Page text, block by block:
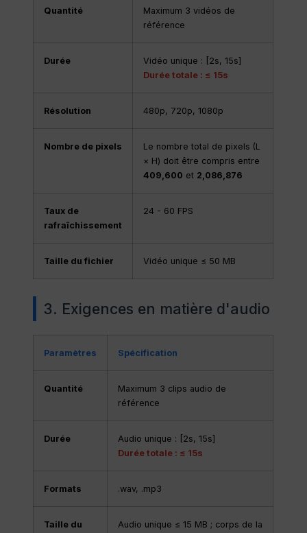
Quantité
Maximum 3 vidéos de
référence
Durée
Vidéo unique : [2s, 15s]
Durée totale : ≤ 15s
Résolution 480p, 720p, 1080p
Nombre de pixels
Le nombre total de pixels (L
× H) doit être compris entre
409,600 et 2,086,876
Taux de
rafraîchissement
24 - 60 FPS
Taille du fichier Vidéo unique ≤ 50 MB
3. Exigences en matière d'audio
Paramètres Spécification
Quantité
Maximum 3 clips audio de
référence
Durée
Audio unique : [2s, 15s]
Durée totale : ≤ 15s
Formats .wav, .mp3
Taille du
Audio unique ≤ 15 MB ; corps de la